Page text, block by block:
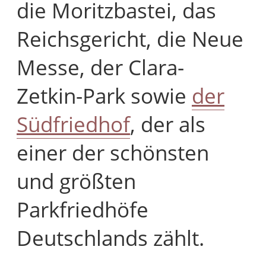
die Moritzbastei, das
Reichsgericht, die Neue
Messe, der Clara-
Zetkin-Park sowie der
Südfriedhof, der als
einer der schönsten
und größten
Parkfriedhöfe
Deutschlands zählt.